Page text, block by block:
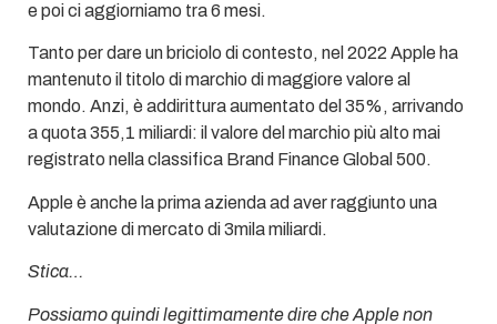
e poi ci aggiorniamo tra 6 mesi.
Tanto per dare un briciolo di contesto, nel 2022 Apple ha
mantenuto il titolo di marchio di maggiore valore al
mondo. Anzi, è addirittura aumentato del 35%, arrivando
a quota 355,1 miliardi: il valore del marchio più alto mai
registrato nella classifica Brand Finance Global 500.
Apple è anche la prima azienda ad aver raggiunto una
valutazione di mercato di 3mila miliardi.
Stica…
Possiamo quindi legittimamente dire che Apple non